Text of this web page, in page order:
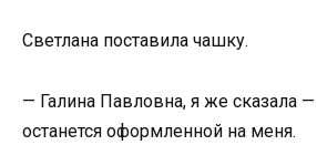
Светлана поставила чашку.
— Галина Павловна, я же сказала —
останется оформленной на меня.